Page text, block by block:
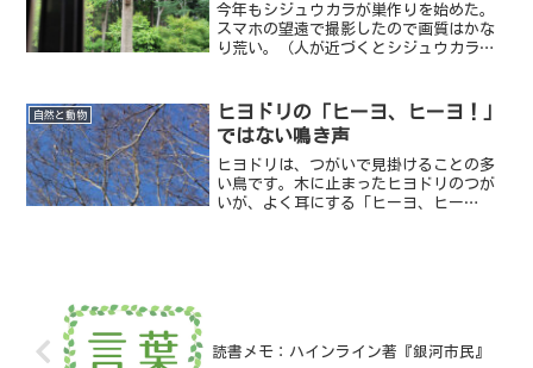
今年もシジュウカラが巣作りを始めた。
スマホの望遠で撮影したので画質はかな
り荒い。（人が近づくとシジュウカラは
自然と動物
ヒヨドリの「ヒーヨ、ヒーヨ！」
ではない鳴き声
ヒヨドリは、つがいで見掛けることの多
い鳥です。木に止まったヒヨドリのつが
いが、よく耳にする「ヒーヨ、ヒー
読書メモ：ハインライン著『銀河市民』